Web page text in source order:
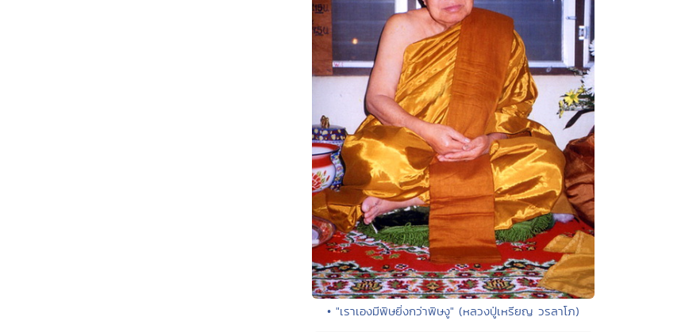
• "เราเองมีพิษยิ่งกว่าพิษงู" (หลวงปู่เหรียญ วรลาโภ)